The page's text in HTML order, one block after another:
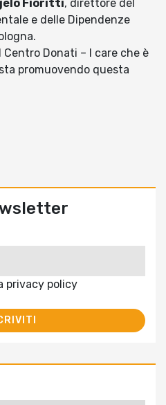
Fioritti, direttore del
e delle Dipendenze
Centro Donati – I care che è
promuovendo questa
privacy policy